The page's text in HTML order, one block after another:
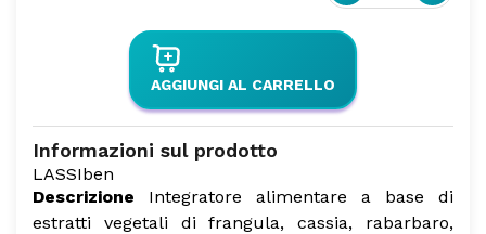
AGGIUNGI AL CARRELLO
Informazioni sul prodotto
LASSIben
Descrizione Integratore alimentare a base di
estratti vegetali di frangula, cassia, rabarbaro,